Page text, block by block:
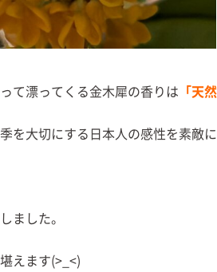
て漂ってくる金木犀の香りは 「天
を大切にする日本人の感性を素敵に
ました。
えます(>_<)